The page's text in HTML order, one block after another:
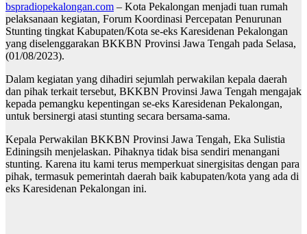
bspradiopekalongan.com – Kota Pekalongan menjadi tuan rumah
pelaksanaan kegiatan, Forum Koordinasi Percepatan Penurunan
Stunting tingkat Kabupaten/Kota se-eks Karesidenan Pekalongan
yang diselenggarakan BKKBN Provinsi Jawa Tengah pada Selasa,
(01/08/2023).
Dalam kegiatan yang dihadiri sejumlah perwakilan kepala daerah
dan pihak terkait tersebut, BKKBN Provinsi Jawa Tengah mengajak
kepada pemangku kepentingan se-eks Karesidenan Pekalongan,
untuk bersinergi atasi stunting secara bersama-sama.
Kepala Perwakilan BKKBN Provinsi Jawa Tengah, Eka Sulistia
Ediningsih menjelaskan. Pihaknya tidak bisa sendiri menangani
stunting. Karena itu kami terus memperkuat sinergisitas dengan para
pihak, termasuk pemerintah daerah baik kabupaten/kota yang ada di
eks Karesidenan Pekalongan ini.